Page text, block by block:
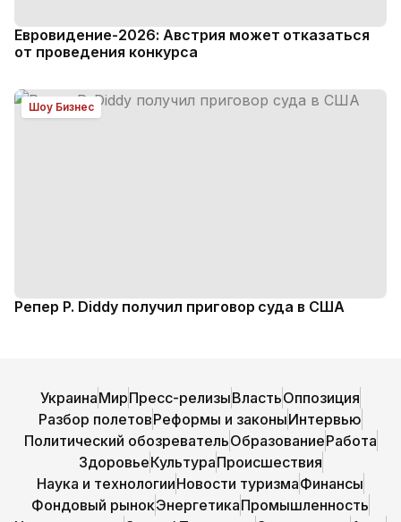
Евровидение-2026: Австрия может отказаться
от проведения конкурса
Шоу Бизнес
Репер P. Diddy получил приговор суда в США
УкраинаМирПресс-релизыВластьОппозиция
Разбор полетовРеформы и законыИнтервью
Политический обозревательОбразованиеРабота
ЗдоровьеКультураПроисшествия
Наука и технологииНовости туризмаФинансы
Фондовый рынокЭнергетикаПромышленность